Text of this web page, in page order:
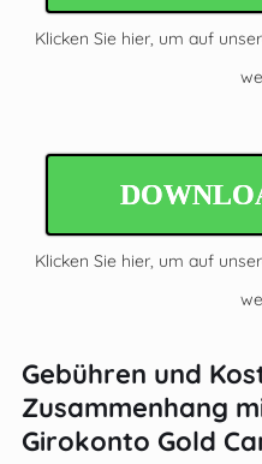
Klicken Sie hier, um auf
Klicken Sie hier, um auf
Gebühren und
Zusammenhang
Girokonto Gold